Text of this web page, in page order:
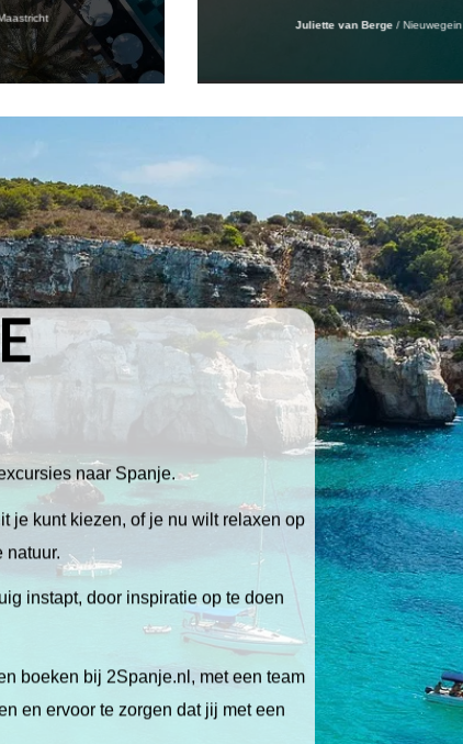
Juliette van Berge /Nieuwegein
naar Spanje.
je kunt kiezen, of je nu wilt relaxen op
natuur.
instapt, door inspiratie op te doen
boeken bij 2Spanje.nl, met een team
en ervoor te zorgen dat jij met een